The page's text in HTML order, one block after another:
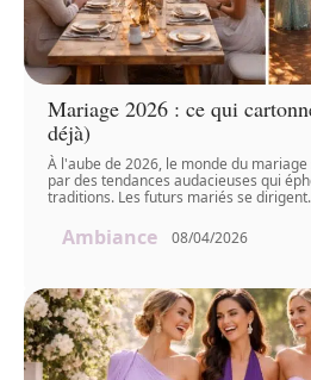
Mariage 2026 : ce qui
déjà)
À l'aube de 2026, le monde du
par des tendances audacieuses qui
traditions. Les futurs mariés se dirigent
Ambiance 08/04/2026